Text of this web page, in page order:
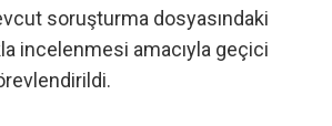
soruşturma dosyasındaki
incelenmesi amacıyla geçici